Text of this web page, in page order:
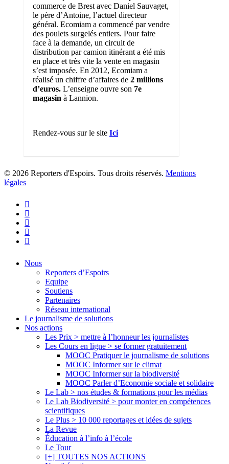
commerce de Brest avec Daniel Sauvaget,
le père d’Antoine, l’actuel directeur
général. Ecomiam a commencé par vendre
des poulets surgelés entiers. Pour faire
face à la demande, un circuit de
distribution par camion itinérant a été mis
en place et très vite la vente en magasin
s’est imposée. En 2012, Ecomiam a
réalisé un chiffre d’affaires de2 millions
d’euros. L’enseigne ouvre son 7e
magasin à Lannion.
Rendez-vous sur le siteIci
© 2026 Reporters d'Espoirs. Tous droits réservés. Mentions
légales
twitter
facebook
linkedin
youtube
flickr
Close
Nous
Reporters d’Espoirs
Equipe
Soutiens
Partenaires
Réseau international
Le journalisme de solutions
Nos actions
Les Prix > mettre à l’honneur les journalistes
Les Cours en ligne > se former gratuitement
MOOC Pratiquer le journalisme de solutions
MOOC Informer sur le climat
MOOC Informer sur la biodiversité
MOOC Parler d’Economie sociale et solidaire
Le Lab > nos études & formations pour les médias
Le Lab Biodiversité > pour monter en compétences
scientifiques
Le Plus > 10 000 reportages et idées de sujets
La Revue
Éducation à l’info à l’école
Le Tour
[+] TOUTES NOS ACTIONS